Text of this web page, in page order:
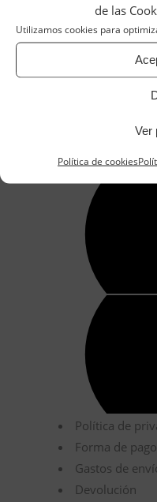
de las
Utilizamos cookies para
Ver
Política de cookies
Política de
Forma de pago
Gastos de
Devolución